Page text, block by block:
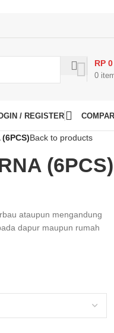
0
RP 0
/ REGISTER
Back to products
(6PCS)
ataupun mengandung
dapur maupun rumah